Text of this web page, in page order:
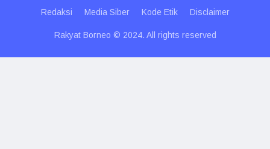
Redaksi Media Siber Kode Etik Disclaimer
Rakyat Borneo © 2024. All rights reserved